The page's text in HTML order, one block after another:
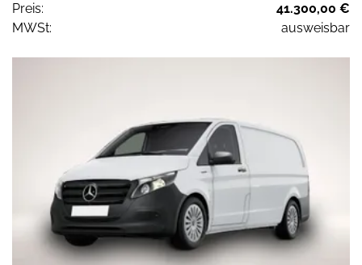
Preis:
41.300,00 €
MWSt:
ausweisbar